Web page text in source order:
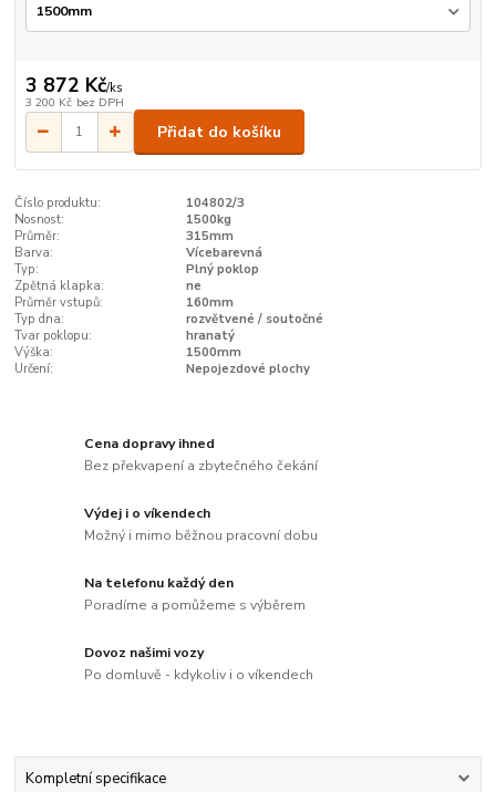
3 872 Kč/ks
3 200 Kč bez DPH
Přidat do košíku
Číslo produktu:
104802/3
Nosnost:
1500kg
Průměr:
315mm
Barva:
Vícebarevná
Typ:
Plný poklop
Zpětná klapka:
ne
Průměr vstupů:
160mm
Typ dna:
rozvětvené / soutočné
Tvar poklopu:
hranatý
Výška:
1500mm
Určení:
Nepojezdové plochy
Cena dopravy ihned
Bez překvapení a zbytečného čekání
Výdej i o víkendech
Možný i mimo běžnou pracovní dobu
Na telefonu každý den
Poradíme a pomůžeme s výběrem
Dovoz našimi vozy
Po domluvě - kdykoliv i o víkendech
Kompletní specifikace